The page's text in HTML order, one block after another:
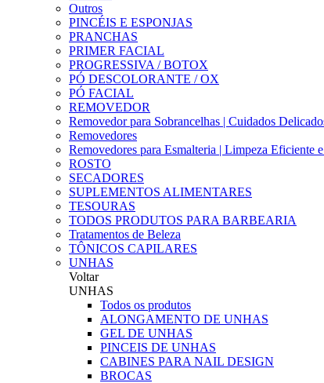
Outros
PINCÉIS E ESPONJAS
PRANCHAS
PRIMER FACIAL
PROGRESSIVA / BOTOX
PÓ DESCOLORANTE / OX
PÓ FACIAL
REMOVEDOR
Removedor para Sobrancelhas | Cuidados
Removedores
Removedores para Esmalteria | Limpeza Eficiente
ROSTO
SECADORES
SUPLEMENTOS ALIMENTARES
TESOURAS
TODOS PRODUTOS PARA BARBEARIA
Tratamentos de Beleza
TÔNICOS CAPILARES
UNHAS
Voltar
UNHAS
Todos os produtos
ALONGAMENTO DE UNHAS
GEL DE UNHAS
PINCEIS DE UNHAS
CABINES PARA NAIL DESIGN
BROCAS